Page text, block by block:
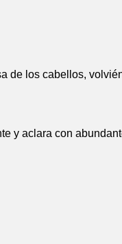
de los cabellos,
y aclara con